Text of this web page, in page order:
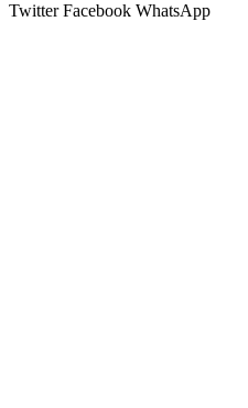
TwitterFacebook WhatsApp